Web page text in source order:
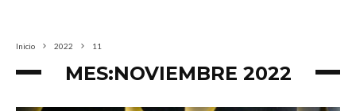
Inicio 2022 11
MES:NOVIEMBRE 2022